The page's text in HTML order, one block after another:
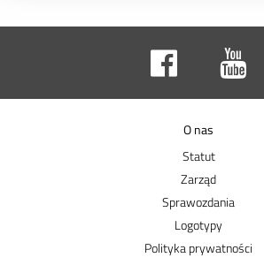
O nas
Statut
Zarząd
Sprawozdania
Logotypy
Polityka prywatności